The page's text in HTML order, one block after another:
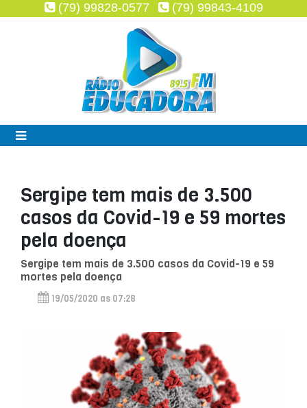
(79) 99828-0577 (79) 99843-4109
Sergipe tem mais de 3.500
casos da Covid-19 e 59 mortes
pela doença
Sergipe tem mais de 3.500 casos da Covid-19 e 59
mortes pela doença
19/05/2020 as 07:28